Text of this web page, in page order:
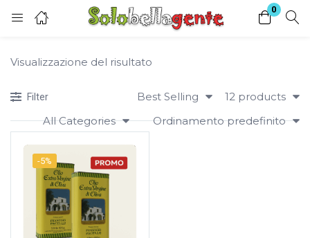
0
Login
Remember me
Visualizzazione del risultato
Filter Best Selling
12 products
All Categories
Ordinamento predefinito
-5%